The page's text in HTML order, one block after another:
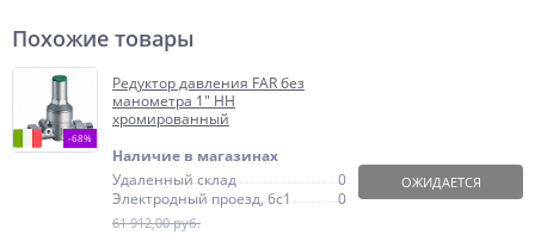
Похожие товары
-68%
Редуктор давления FAR без
манометра 1" НН
хромированный
Наличие в магазинах
Удаленный склад
0
Электродный проезд, 6с1
0
61 912,00 руб.
ОЖИДАЕТСЯ